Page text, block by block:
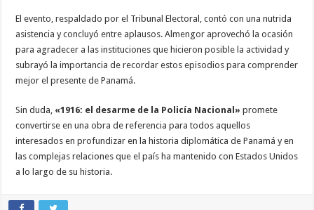
El evento, respaldado por el Tribunal Electoral, contó con una nutrida
asistencia y concluyó entre aplausos. Almengor aprovechó la ocasión
para agradecer a las instituciones que hicieron posible la actividad y
subrayó la importancia de recordar estos episodios para comprender
mejor el presente de Panamá.
Sin duda, «1916: el desarme de la Policía Nacional»promete
convertirse en una obra de referencia para todos aquellos
interesados en profundizar en la historia diplomática de Panamá y en
las complejas relaciones que el país ha mantenido con Estados Unidos
a lo largo de su historia.